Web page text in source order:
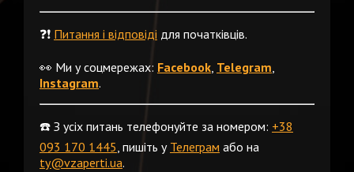
❓❗️ Питання і відповіді для початківців.
👀 Ми у соцмережах: Facebook, Telegram,
Instagram.
☎️ З усіх питань телефонуйте за номером: +38
093 170 1445, пишіть у Телеграм або на
ty@vzaperti.ua.